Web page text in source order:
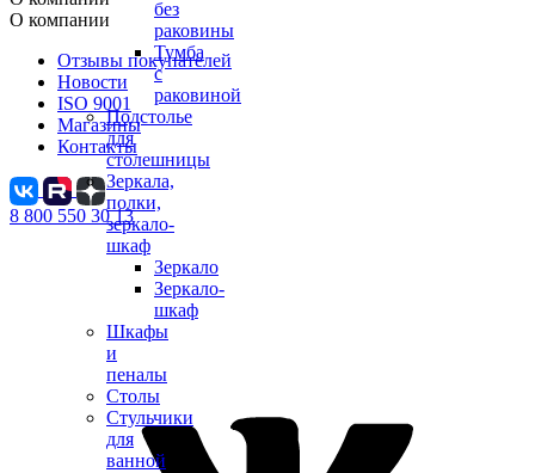
без
раковины
Тумба
с
раковиной
Подстолье
для
столешницы
Зеркала,
полки,
зеркало-
шкаф
Зеркало
Зеркало-
шкаф
Шкафы
и
пеналы
Столы
Стульчики
для
ванной
О компании
Отзывы покупателей
Новости
ISO 9001
Магазины
Контакты
8 800 550 30 13